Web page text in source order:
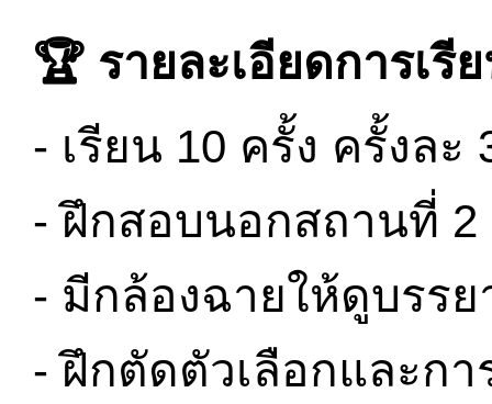
🏆 รายละเอียดการเรี
- เรียน 10 ครั้ง ครั้งละ
- ฝึกสอบนอกสถานที่ 2
- มีกล้องฉายให้ดูบรร
- ฝึกตัดตัวเลือกและก